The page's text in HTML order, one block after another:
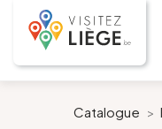
Catalogue >